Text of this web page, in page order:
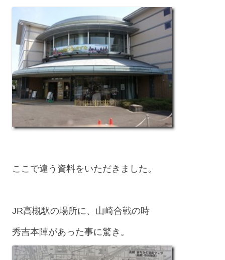
ここで違う資料をいただきました。
JR高槻駅の場所に、山崎合戦の時
秀吉本陣があった事に驚き。